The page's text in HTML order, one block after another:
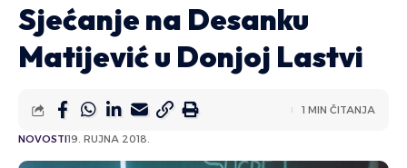
Sjećanje na Desanku
Matijević u Donjoj Lastvi
NOVOSTI19. RUJNA 2018.
1 MIN ČITANJA